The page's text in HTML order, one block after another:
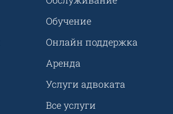
Обучение
Онлайн поддержка
Аренда
Услуги адвоката
Все услуги